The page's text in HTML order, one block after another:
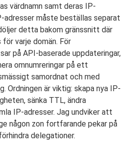
värdnamn samt deras IP-
adresser måste beställas separat
detta bakom gränssnitt där
för varje domän. För
på API-baserade uppdateringar,
omnumreringar på ett
samordnat och med
Ordningen är viktig: skapa nya IP-
sänka TTL, ändra
IP-adresser. Jag undviker att
någon zon fortfarande pekar på
delegationer.